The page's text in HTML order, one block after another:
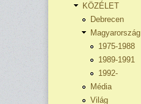
KÖZÉLET
Debrecen
Magyarország
1975-1988
1989-1991
1992-
Média
Világ